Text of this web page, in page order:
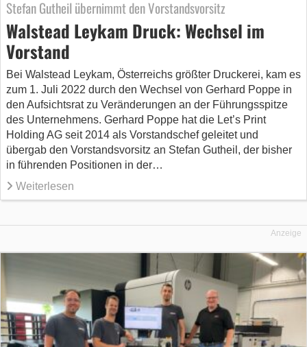
Stefan Gutheil übernimmt den Vorstandsvorsitz
Walstead Leykam Druck: Wechsel im
Vorstand
Bei Walstead Leykam, Österreichs größter Druckerei, kam es
zum 1. Juli 2022 durch den Wechsel von Gerhard Poppe in
den Aufsichtsrat zu Veränderungen an der Führungsspitze
des Unternehmens. Gerhard Poppe hat die Let’s Print
Holding AG seit 2014 als Vorstandschef geleitet und
übergab den Vorstandsvorsitz an Stefan Gutheil, der bisher
in führenden Positionen in der…
Weiterlesen
Anzeige